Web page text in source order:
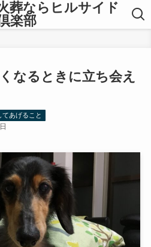
葬ならヒルサイド
楽部
なるときに立ち会え
あげること